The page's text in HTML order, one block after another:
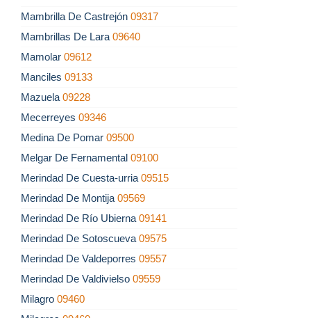
Mambrilla De Castrejón 09317
Mambrillas De Lara 09640
Mamolar 09612
Manciles 09133
Mazuela 09228
Mecerreyes 09346
Medina De Pomar 09500
Melgar De Fernamental 09100
Merindad De Cuesta-urria 09515
Merindad De Montija 09569
Merindad De Río Ubierna 09141
Merindad De Sotoscueva 09575
Merindad De Valdeporres 09557
Merindad De Valdivielso 09559
Milagro 09460